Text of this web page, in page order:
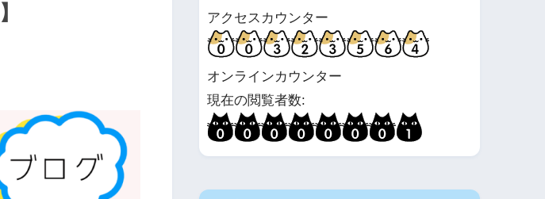
アクセスカウンター
オンラインカウンター
現在の閲覧者数: